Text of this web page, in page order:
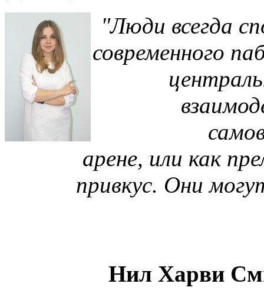
"Люди всегда
современного
арене, или как
привкус. Они
Нил Харви